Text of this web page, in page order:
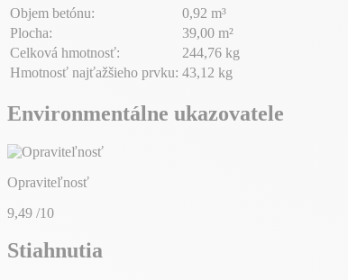
Objem betónu:
0,92 m³
Plocha:
39,00 m²
Celková hmotnosť:
244,76 kg
Hmotnosť najťažšieho prvku: 43,12 kg
Environmentálne ukazovatele
Opraviteľnosť
9,49 /10
Stiahnutia